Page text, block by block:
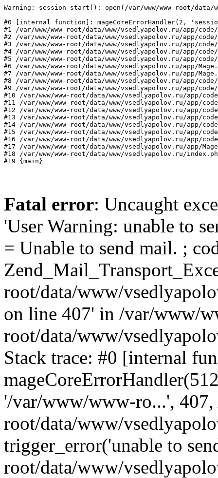
Warning: session_start(): open(/var/www/www-root/data/
#0 [internal function]: mageCoreErrorHandler(2,
#1 /var/www/www-root/data/www/vsedlyapolov.ru/app/
#2 /var/www/www-root/data/www/vsedlyapolov.ru/app/
#3 /var/www/www-root/data/www/vsedlyapolov.ru/app/
#4 /var/www/www-root/data/www/vsedlyapolov.ru/app/
#5 /var/www/www-root/data/www/vsedlyapolov.ru/app/
#6 /var/www/www-root/data/www/vsedlyapolov.ru/app/
#7 /var/www/www-root/data/www/vsedlyapolov.ru/app/
#8 /var/www/www-root/data/www/vsedlyapolov.ru/app/
#9 /var/www/www-root/data/www/vsedlyapolov.ru/app/
#10 /var/www/www-root/data/www/vsedlyapolov.ru/app/
#11 /var/www/www-root/data/www/vsedlyapolov.ru/app/
#12 /var/www/www-root/data/www/vsedlyapolov.ru/app/
#13 /var/www/www-root/data/www/vsedlyapolov.ru/app/
#14 /var/www/www-root/data/www/vsedlyapolov.ru/app/
#15 /var/www/www-root/data/www/vsedlyapolov.ru/app/
#16 /var/www/www-root/data/www/vsedlyapolov.ru/app/
#17 /var/www/www-root/data/www/vsedlyapolov.ru/app/
#18 /var/www/www-root/data/www/vsedlyapolov.ru/
#19 {main}
Fatal error: Uncaught
'User Warning: unable to
= Unable to send mail. ;
root/data/www/
on line 407' in /var/www/
root/data/www/
Stack trace: #0 [internal
'/var/www/www-ro...',
root/data/www/
trigger_error('unable to
root/data/www/